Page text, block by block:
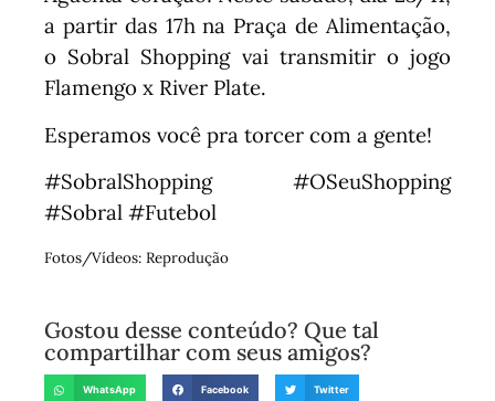
a partir das 17h na Praça de Alimentação,
o Sobral Shopping vai transmitir o jogo
Flamengo x River Plate.
Esperamos você pra torcer com a gente!
#SobralShopping #OSeuShopping
#Sobral #Futebol
Fotos/Vídeos: Reprodução
Gostou desse conteúdo? Que tal
compartilhar com seus amigos?
WhatsApp Facebook Twitter